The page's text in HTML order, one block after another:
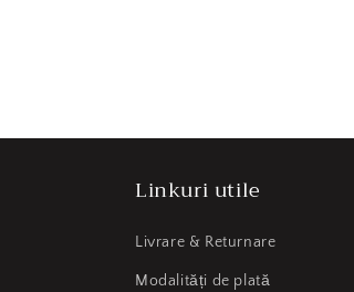
Linkuri utile
Livrare & Returnare
Modalități de plată